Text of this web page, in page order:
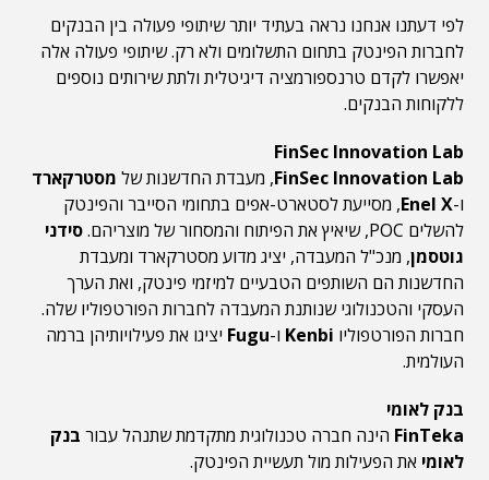
לפי דעתנו אנחנו נראה בעתיד יותר שיתופי פעולה בין הבנקים
לחברות הפינטק בתחום התשלומים ולא רק. שיתופי פעולה אלה
יאפשרו לקדם טרנספורמציה דיגיטלית ולתת שירותים נוספים
ללקוחות הבנקים.
FinSec Innovation Lab
FinSec Innovation Lab, מעבדת החדשנות של מסטרקארד
ו-Enel X, מסייעת לסטארט-אפים בתחומי הסייבר והפינטק
להשלים POC, שיאיץ את הפיתוח והמסחור של מוצריהם.
סידני
גוטסמן, מנכ"ל המעבדה, יציג מדוע מסטרקארד ומעבדת
החדשנות הם השותפים הטבעיים למיזמי פינטק, ואת הערך
העסקי והטכנולוגי שנותנת המעבדה לחברות הפורטפוליו שלה.
חברות הפורטפוליו Kenbi ו-Fugu יציגו את פעילויותיהן ברמה
העולמית.
בנק לאומי
FinTeka הינה חברה טכנולוגית מתקדמת שתנהל עבור בנק
לאומי את הפעילות מול תעשיית הפינטק.